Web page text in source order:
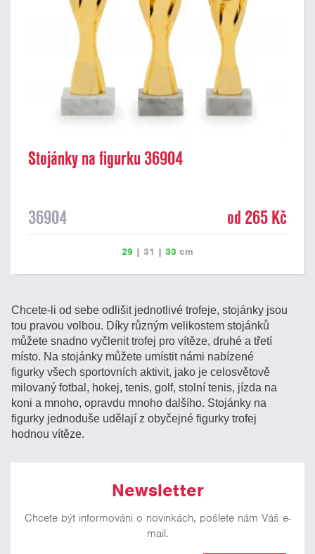
Stojánky na figurku 36904
36904 od 265 Kč
29 | 31 | 33 cm
Chcete-li od sebe odlišit jednotlivé trofeje, stojánky jsou
tou pravou volbou. Díky různým velikostem stojánků
můžete snadno vyčlenit trofej pro vítěze, druhé a třetí
místo. Na stojánky můžete umístit námi nabízené
figurky všech sportovních aktivit, jako je celosvětově
milovaný fotbal, hokej, tenis, golf, stolní tenis, jízda na
koni a mnoho, opravdu mnoho dalšího. Stojánky na
figurky jednoduše udělají z obyčejné figurky trofej
hodnou vítěze.
Newsletter
Chcete být informováni o novinkách, pošlete nám Váš e-
mail.